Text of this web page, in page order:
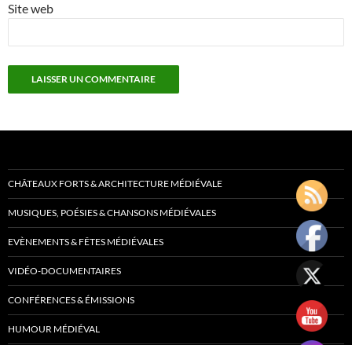
Site web
CHÂTEAUX FORTS & ARCHITECTURE MÉDIÉVALE
MUSIQUES, POÉSIES & CHANSONS MÉDIÉVALES
EVÈNEMENTS & FÊTES MÉDIÉVALES
VIDÉO-DOCUMENTAIRES
CONFÉRENCES & ÉMISSIONS
HUMOUR MÉDIÉVAL